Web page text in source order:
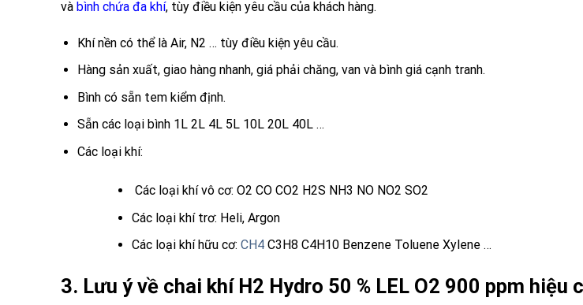
và bình chứa đa khí, tùy điều kiện yêu cầu của khách hàng.
Khí nền có thể là Air, N2 … tùy điều kiện yêu cầu.
Hàng sản xuất, giao hàng nhanh, giá phải chăng, van và bình giá cạnh tranh.
Bình có sẵn tem kiểm định.
Sẵn các loại bình 1L 2L 4L 5L 10L 20L 40L …
Các loại khí:
Các loại khí vô cơ: O2 CO CO2 H2S NH3 NO NO2 SO2
Các loại khí trơ: Heli, Argon
Các loại khí hữu cơ: CH4C3H8 C4H10 Benzene Toluene Xylene …
3. Lưu ý về chai khí H2 Hydro 50 % LEL O2 900 ppm hiệu